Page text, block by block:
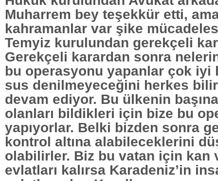
Muharrem bey teşekkür etti,
kahramanlar var şike
Temyiz kurulundan gerekçeli
Gerekçeli karardan sonra
bu operasyonu yapanlar çok iyi
sus denilmeyeceğini herkes
devam ediyor. Bu ülkenin
olanları bildikleri için bize bu
yapıyorlar. Belki bizden sonra
kontrol altına alabileceklerini
olabilirler. Biz bu vatan için kan
evlatları kalırsa Karadeniz’in